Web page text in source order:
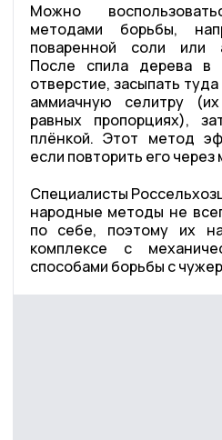
Можно
методами борьбы,
поваренной соли или
После спила дерева в
отверстие, засыпать
аммиачную селитру
равных пропорциях),
плёнкой. Этот метод
если повторить его через
Специалисты
народные методы не
по себе, поэтому их
комплексе с
способами борьбы с